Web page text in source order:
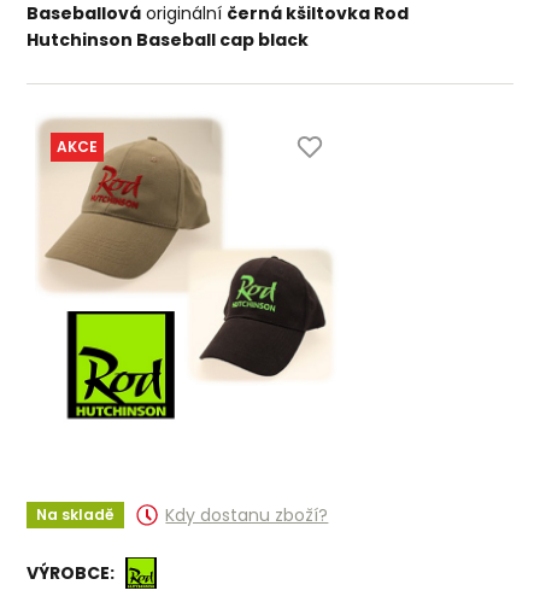
Baseballová originální černá kšiltovka Rod
Hutchinson Baseball cap black
AKCE
Na skladě Kdy dostanu zboží?
VÝROBCE: